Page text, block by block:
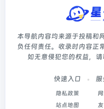
本导航内容均来源于投稿和
负任何责任。收录时内容正
如无意侵犯您的权益，请
快速入口
隐私政策
站点地图